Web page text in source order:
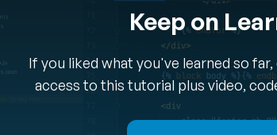
Keep on
If you liked what you've learned so
access to this tutorial plus video,